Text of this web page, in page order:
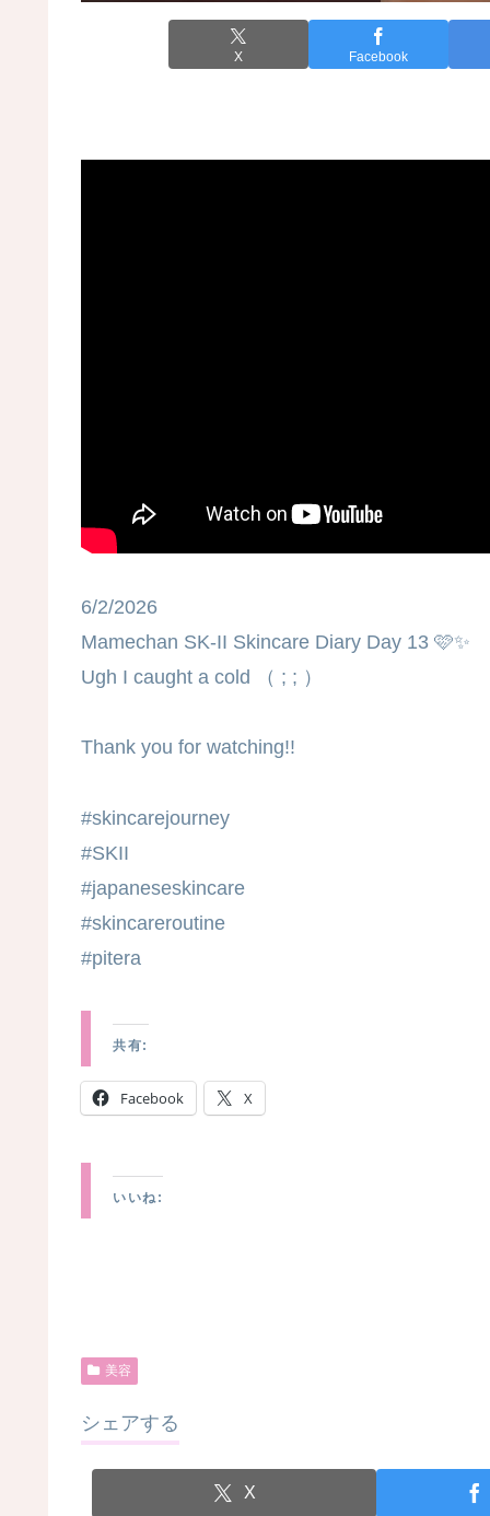
X Facebook
6/2/2026
Mamechan SK-II Skincare Diary Day 13 🩷✨
Ugh I caught a cold （ ; ; ）
Thank you for watching!!
#skincarejourney
#SKII
#japaneseskincare
#skincareroutine
#pitera
共有:
Facebook X
いいね:
美容
シェアする
X